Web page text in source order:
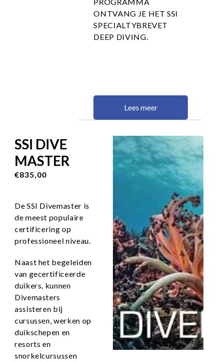
ONTVANG JE HET SSI
SPECIALTYBREVET
DEEP DIVING.
Lees meer
SSI DIVE
MASTER
€835,00
De SSI Divemaster is
de meest populaire
certificering op
professioneel niveau.
Naast het begeleiden
van gecertificeerde
duikers, kunnen
Divemasters
assisteren bij
cursussen, werken op
duikschepen en
resorts en
snorkelcursussen